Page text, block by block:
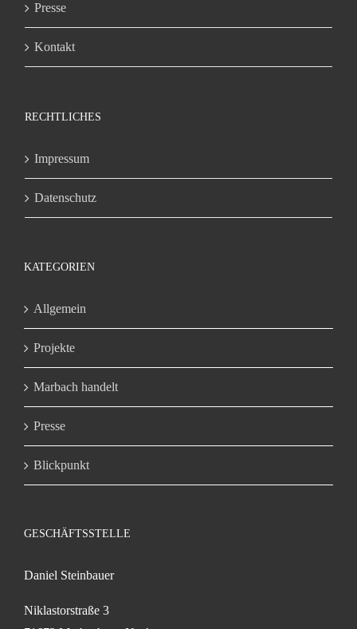
Presse
Kontakt
RECHTLICHES
Impressum
Datenschutz
KATEGORIEN
Allgemein
Projekte
Marbach handelt
Presse
Blickpunkt
GESCHÄFTSSTELLE
Daniel Steinbauer
Niklastorstraße 3